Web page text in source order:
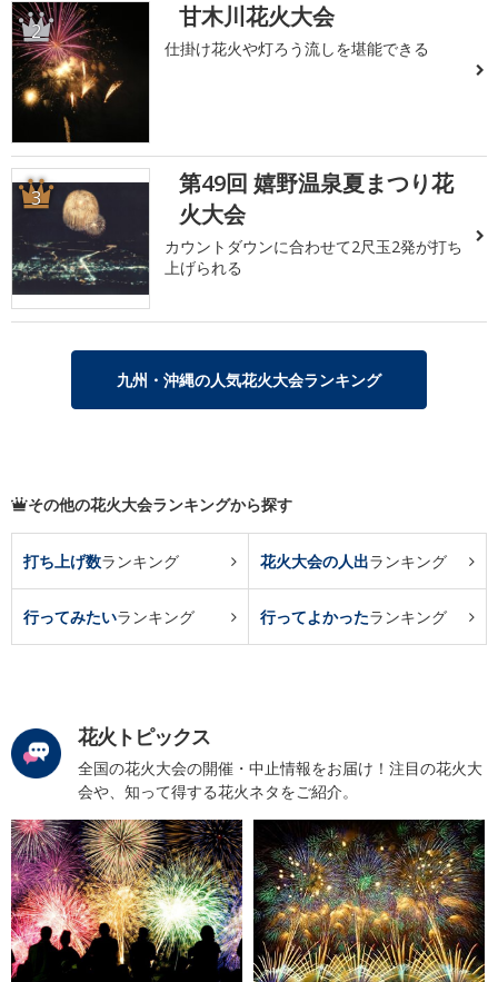
2 甘木川花火大会
仕掛け花火や灯ろう流しを堪能できる
3
第49回 嬉野温泉夏まつり花
火大会
カウントダウンに合わせて2尺玉2発が打ち
上げられる
九州・沖縄の人気花火大会ランキング
その他の花火大会ランキングから探す
打ち上げ数ランキング 花火大会の人出ランキング
行ってみたいランキング 行ってよかったランキング
花火トピックス
全国の花火大会の開催・中止情報をお届け！注目の花火大
会や、知って得する花火ネタをご紹介。